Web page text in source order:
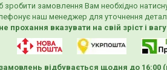
зробити замовлення Вам необхідно
наш менеджер для уточнення
прохання вказувати на свій зріст і
відбувається щодня до 16:00